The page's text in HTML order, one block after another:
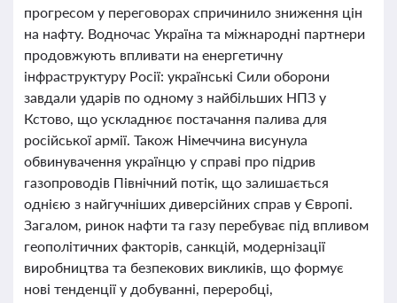
прогресом у переговорах спричинило зниження цін
на нафту. Водночас Україна та міжнародні партнери
продовжують впливати на енергетичну
інфраструктуру Росії: українські Сили оборони
завдали ударів по одному з найбільших НПЗ у
Кстово, що ускладнює постачання палива для
російської армії. Також Німеччина висунула
обвинувачення українцю у справі про підрив
газопроводів Північний потік, що залишається
однією з найгучніших диверсійних справ у Європі.
Загалом, ринок нафти та газу перебуває під впливом
геополітичних факторів, санкцій, модернізації
виробництва та безпекових викликів, що формує
нові тенденції у добуванні, переробці,